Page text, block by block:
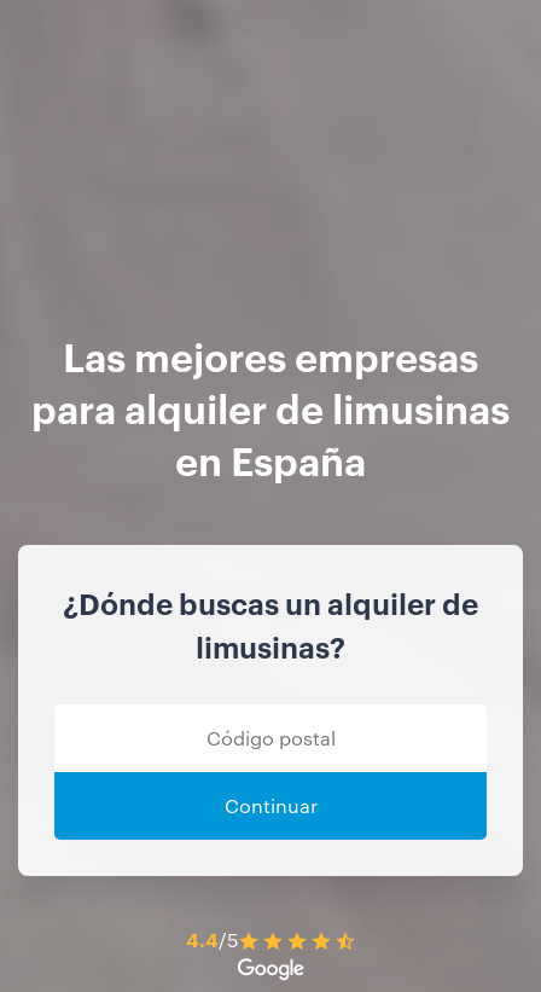
Las mejores empresas
para alquiler de limusinas
en España
¿Dónde buscas un alquiler de
limusinas?
Continuar
4.4/5